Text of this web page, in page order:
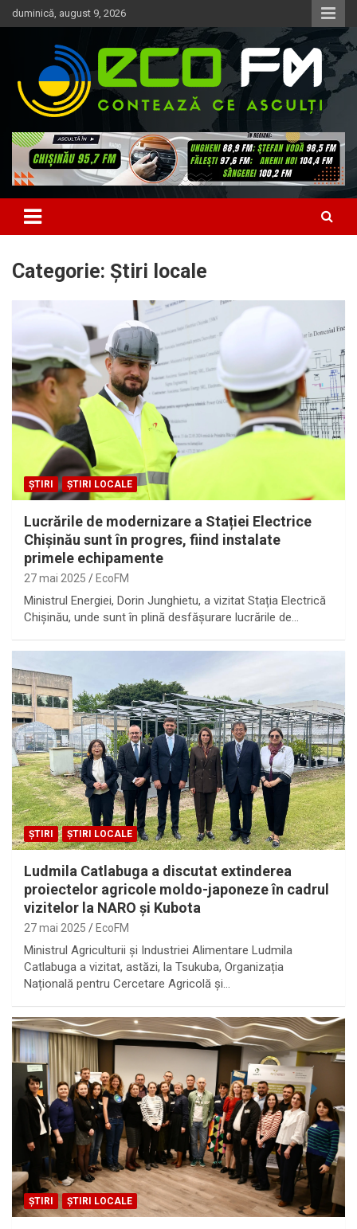
Skip
to
duminică, august 9, 2026
EcoFM
Categorie: Știri locale
ȘTIRI ȘTIRI LOCALE
Lucrările de modernizare a Stației Electrice
Chișinău sunt în progres, fiind instalate
primele echipamente
27 mai 2025 EcoFM
Ministrul Energiei, Dorin Junghietu, a vizitat Stația Electrică
Chișinău, unde sunt în plină desfășurare lucrările de…
ȘTIRI ȘTIRI LOCALE
Ludmila Catlabuga a discutat extinderea
proiectelor agricole moldo-japoneze în cadrul
vizitelor la NARO și Kubota
27 mai 2025 EcoFM
Ministrul Agriculturii și Industriei Alimentare Ludmila
Catlabuga a vizitat, astăzi, la Tsukuba, Organizația
Națională pentru Cercetare Agricolă și…
ȘTIRI ȘTIRI LOCALE